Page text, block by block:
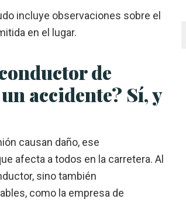
incluye observaciones sobre el
en el lugar.
de
accidente? Sí, y
causan daño, ese
afecta a todos en la carretera. Al
sino también
como la empresa de